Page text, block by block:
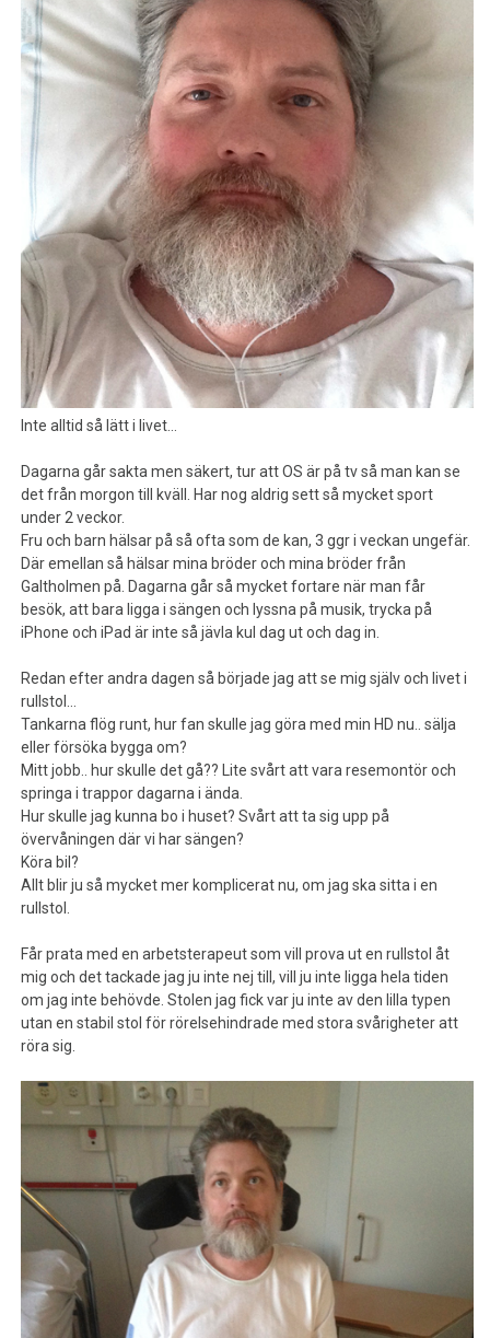
Inte alltid så lätt i livet…
Dagarna går sakta men säkert, tur att OS är på tv så man kan se
det från morgon till kväll. Har nog aldrig sett så mycket sport
under 2 veckor.
Fru och barn hälsar på så ofta som de kan, 3 ggr i veckan ungefär.
Där emellan så hälsar mina bröder och mina bröder från
Galtholmen på. Dagarna går så mycket fortare när man får
besök, att bara ligga i sängen och lyssna på musik, trycka på
iPhone och iPad är inte så jävla kul dag ut och dag in.
Redan efter andra dagen så började jag att se mig själv och livet i
rullstol…
Tankarna flög runt, hur fan skulle jag göra med min HD nu.. sälja
eller försöka bygga om?
Mitt jobb.. hur skulle det gå?? Lite svårt att vara resemontör och
springa i trappor dagarna i ända.
Hur skulle jag kunna bo i huset? Svårt att ta sig upp på
övervåningen där vi har sängen?
Köra bil?
Allt blir ju så mycket mer komplicerat nu, om jag ska sitta i en
rullstol.
Får prata med en arbetsterapeut som vill prova ut en rullstol åt
mig och det tackade jag ju inte nej till, vill ju inte ligga hela tiden
om jag inte behövde. Stolen jag fick var ju inte av den lilla typen
utan en stabil stol för rörelsehindrade med stora svårigheter att
röra sig.